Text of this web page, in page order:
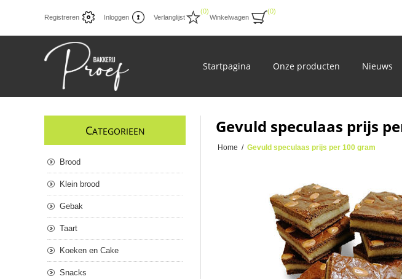
Registreren Inloggen Verlanglijst
(0)
Winkelwagen
(0)
Startpagina Onze producten Nieuws
Gevuld speculaas prijs
Home / Gevuld speculaas prijs per 100 gram
CATEGORIEEN
Brood
Klein brood
Gebak
Taart
Koeken en Cake
Snacks